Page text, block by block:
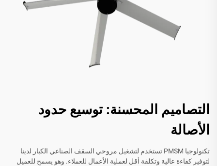
التصاميم المحسنة: توسيع حدود
الأصالة
تكنولوجيا PMSM تستخدم لتشغيل مروحي السقف الصناعي الكبار لدينا
لتوفير كفاءة عالية وتكلفة أقل لعملية الأعمال للعملاء. وهو يسمح للعميل